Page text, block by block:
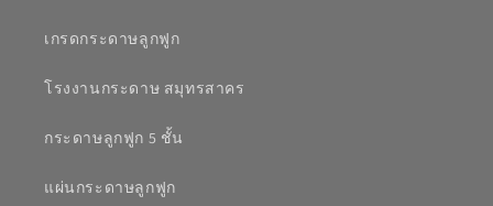
เกรดกระดาษลูกฟูก
โรงงานกระดาษ สมุทรสาคร
กระดาษลูกฟูก 5 ชั้น
แผ่นกระดาษลูกฟูก